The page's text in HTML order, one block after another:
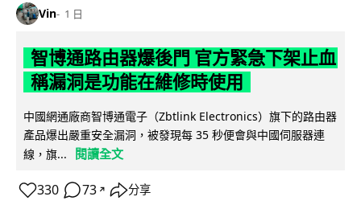
Vin 1 日
智博通路由器爆後門 官方緊急下架止血
稱漏洞是功能在維修時使用
中國網通廠商智博通電子（Zbtlink Electronics）旗下的路由器
產品爆出嚴重安全漏洞，被發現每 35 秒便會與中國伺服器連
線，旗...
閱讀全文
330 73 ↗ 分享